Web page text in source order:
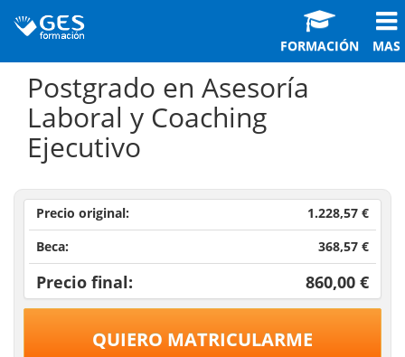
FORMACIÓN MAS
Postgrado en Asesoría
Laboral y Coaching
Ejecutivo
Precio original:
1.228,57 €
Beca:
368,57 €
Precio final: 860,00 €
QUIERO MATRICULARME